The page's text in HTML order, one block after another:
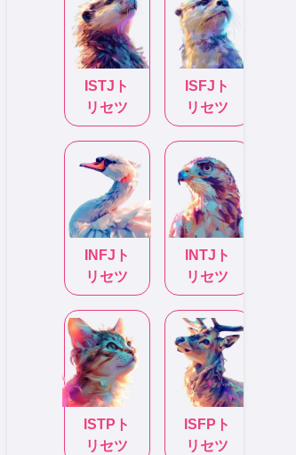
ISTJ ト
リセツ
ISFJ ト
リセツ
INFJ ト
リセツ
INTJ ト
リセツ
ISTP ト
リセツ
ISFP ト
リセツ